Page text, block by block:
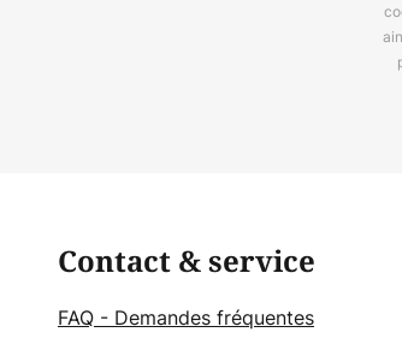
Contact & service
FAQ - Demandes fréquentes